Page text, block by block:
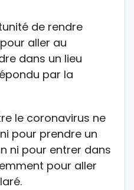
de rendre
aller au
dans un lieu
par la
le coronavirus ne
pour prendre un
ni pour entrer dans
pour aller